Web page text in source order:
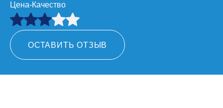
Цена-Качество
ОСТАВИТЬ ОТЗЫВ